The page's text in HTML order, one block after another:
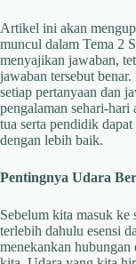
Artikel ini akan
muncul dalam Tema 2
menyajikan jawaban,
jawaban tersebut
setiap pertanyaan dan
pengalaman sehari-hari
tua serta pendidik
dengan lebih baik.
Pentingnya Udara
Sebelum kita masuk ke
terlebih dahulu esensi
menekankan hubungan